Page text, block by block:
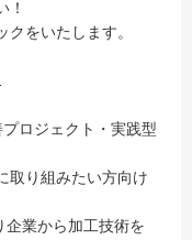
！
をいたします。
ロジェクト・実践型
取り組みたい方向け
業から加工技術を